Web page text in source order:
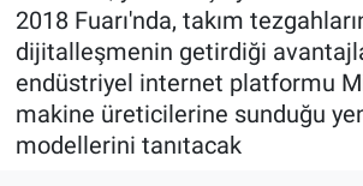
2018 Fuarı'nda, takım
dijitalleşmenin getirdiği
endüstriyel internet platformu
makine üreticilerine sunduğu
modellerini tanıtacak
EndüstriST
Enerjisini Üreten Fabrikalar